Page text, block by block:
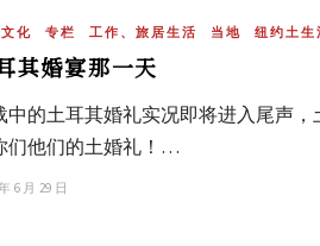
化 专栏 工作、旅居生活 当地 纽约土生
其婚宴那一天
中的土耳其婚礼实况即将进入尾声
们他们的土婚礼！…
6 月 29 日